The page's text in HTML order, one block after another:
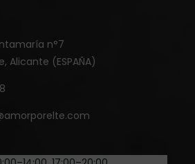
n°7
Alicante (ESPAÑA)